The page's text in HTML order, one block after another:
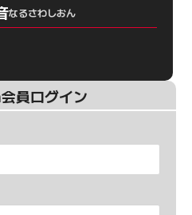
なるさわしおん
員ログイン